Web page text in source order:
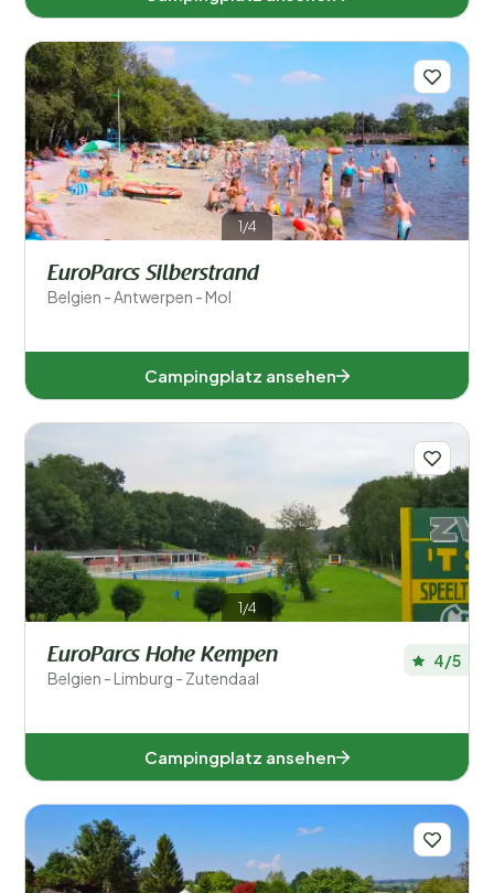
1/4
EuroParcs Silberstrand
Belgien - Antwerpen - Mol
Campingplatz ansehen
1/4
EuroParcs Hohe Kempen
Belgien - Limburg - Zutendaal
4/5
Campingplatz ansehen